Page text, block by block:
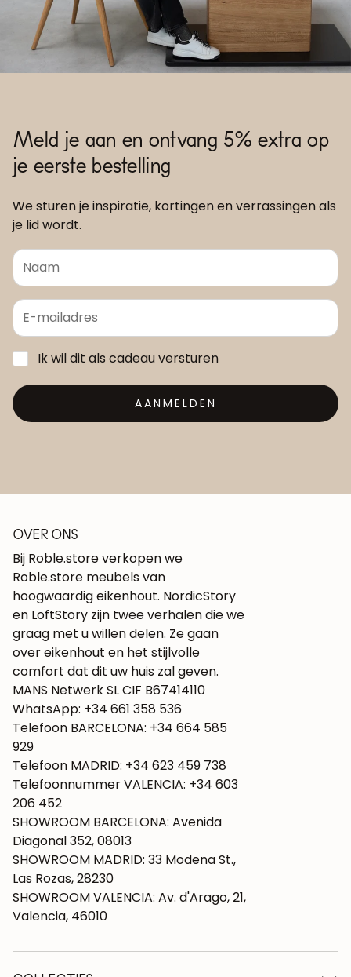
Meld je aan en ontvang 5% extra op
je eerste bestelling
We sturen je inspiratie, kortingen en verrassingen als
je lid wordt.
Ik wil dit als cadeau versturen
AANMELDEN
OVER ONS
Bij Roble.store verkopen we
Roble.store meubels van
hoogwaardig eikenhout. NordicStory
en LoftStory zijn twee verhalen die we
graag met u willen delen. Ze gaan
over eikenhout en het stijlvolle
comfort dat dit uw huis zal geven.
MANS Netwerk SL CIF B67414110
WhatsApp: +34 661 358 536
Telefoon BARCELONA: +34 664 585
929
Telefoon MADRID: +34 623 459 738
Telefoonnummer VALENCIA: +34 603
206 452
SHOWROOM BARCELONA: Avenida
Diagonal 352, 08013
SHOWROOM MADRID: 33 Modena St.,
Las Rozas, 28230
SHOWROOM VALENCIA: Av. d'Arago, 21,
Valencia, 46010